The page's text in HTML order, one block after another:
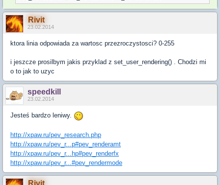
Rivit
23.02.2014
ktora linia odpowiada za wartosc przezroczystosci? 0-255
i jeszcze prosilbym jakis przyklad z set_user_rendering() . Chodzi mi
o to jak to uzyc
speedkill
23.02.2014
Jesteś bardzo leniwy.
http://xpaw.ru/pev_research.php
http://xpaw.ru/pev_r...p#pev_renderamt
http://xpaw.ru/pev_r...hp#pev_renderfx
http://xpaw.ru/pev_r...#pev_rendermode
Rivit